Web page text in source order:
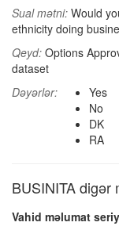
Sual mətni: Would
ethnicity doing
Qeyd: Options
dataset
Dəyərlər:
Yes
No
DK
RA
BUSINITA digər
Vahid məlumat